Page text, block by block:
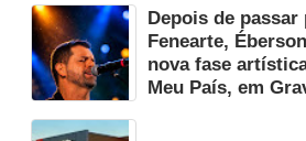
Depois de passar
Fenearte,
nova fase
Meu País, em